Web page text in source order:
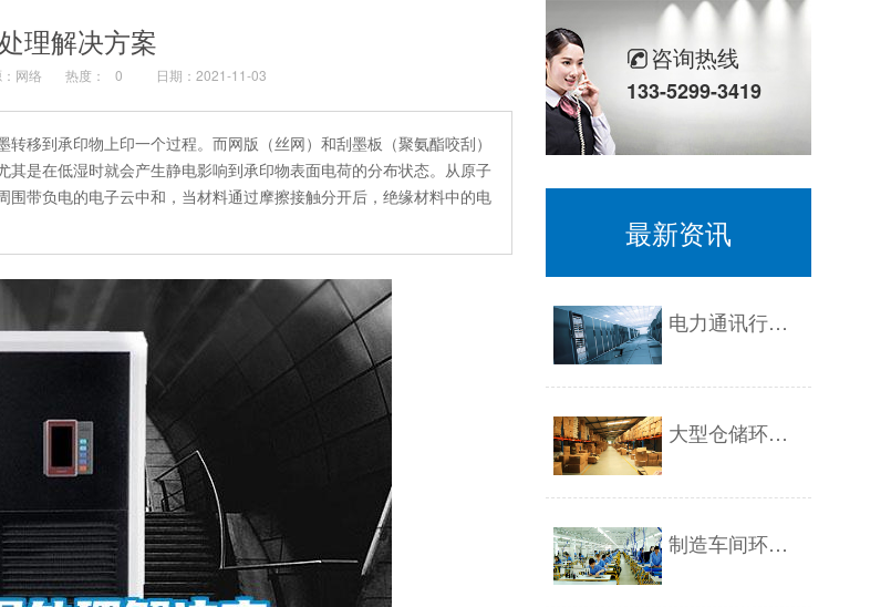
理解决方案
网络 热度： 0 日期：2021-11-03
移到承印物上印一个过程。而网版（丝网）和刮墨板（聚氨酯咬刮）
是在低湿时就会产生静电影响到承印物表面电荷的分布状态。从原子
带负电的电子云中和，当材料通过摩擦接触分开后，绝缘材料中的电
咨询热线
133-5299-3419
最新资讯
电力通讯行业环境加湿处理解决方案1
大型仓储环境加湿处理解决方案1
制造车间环境加湿处理解决方案1